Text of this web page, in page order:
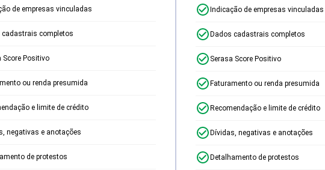
de empresas vinculadas
cadastrais completos
Score Positivo
ou renda presumida
e limite de crédito
negativas e anotações
de protestos
Indicação de empresas vinculadas
Dados cadastrais completos
Serasa Score Positivo
Faturamento ou renda presumida
Recomendação e limite de crédito
Dívidas, negativas e anotações
Detalhamento de protestos